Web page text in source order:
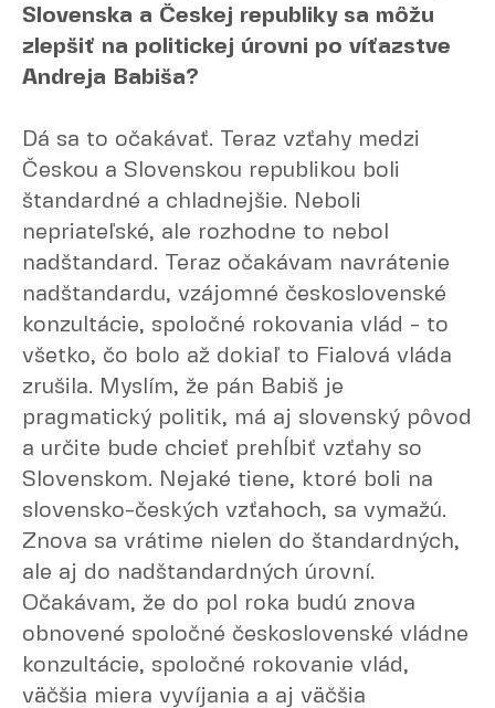
Slovenska a Českej republiky sa môžu
zlepšiť na politickej úrovni po víťazstve
Andreja Babiša?
Dá sa to očakávať. Teraz vzťahy medzi
Českou a Slovenskou republikou boli
štandardné a chladnejšie. Neboli
nepriateľské, ale rozhodne to nebol
nadštandard. Teraz očakávam navrátenie
nadštandardu, vzájomné československé
konzultácie, spoločné rokovania vlád - to
všetko, čo bolo až dokiaľ to Fialová vláda
zrušila. Myslím, že pán Babiš je
pragmatický politik, má aj slovenský pôvod
a určite bude chcieť prehĺbiť vzťahy so
Slovenskom. Nejaké tiene, ktoré boli na
slovensko-českých vzťahoch, sa vymažú.
Znova sa vrátime nielen do štandardných,
ale aj do nadštandardných úrovní.
Očakávam, že do pol roka budú znova
obnovené spoločné československé vládne
konzultácie, spoločné rokovanie vlád,
väčšia miera vyvíjania a aj väčšia